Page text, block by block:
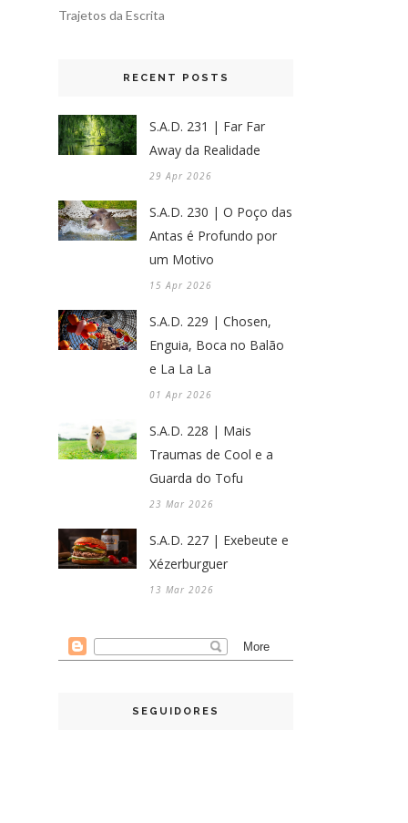
Trajetos da Escrita
RECENT POSTS
S.A.D. 231 | Far Far
Away da Realidade
29 Apr 2026
S.A.D. 230 | O Poço das
Antas é Profundo por
um Motivo
15 Apr 2026
S.A.D. 229 | Chosen,
Enguia, Boca no Balão
e La La La
01 Apr 2026
S.A.D. 228 | Mais
Traumas de Cool e a
Guarda do Tofu
23 Mar 2026
S.A.D. 227 | Exebeute e
Xézerburguer
13 Mar 2026
SEGUIDORES